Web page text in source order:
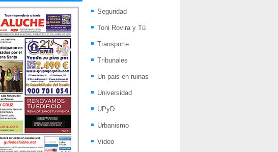
Seguridad
Toni Rovira y Tú
Transporte
Tribunales
Un pais en ruinas
Universidad
UPyD
Urbanismo
Video